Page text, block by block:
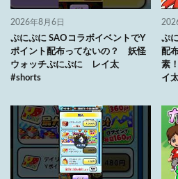
2026年8月6日
ぷにぷに SAOコラボイベントでY
ポイント配布ってないの？ 妖怪
ウォッチぷにぷに レイ太
#shorts
ぷ
配
素
イ